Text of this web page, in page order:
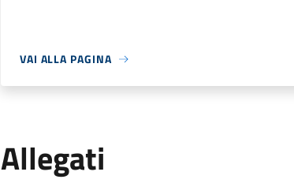
VAI ALLA PAGINA
Allegati